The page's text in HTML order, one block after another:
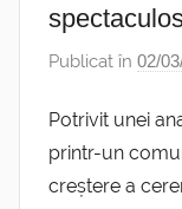
Publicat în 02/
Potrivit unei
printr-un
creștere a